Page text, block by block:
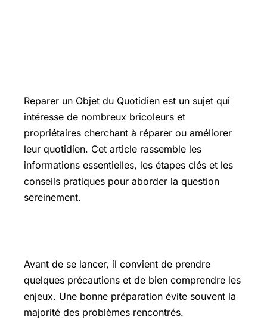
Reparer un Objet du Quotidien est un sujet qui
intéresse de nombreux bricoleurs et
propriétaires cherchant à réparer ou améliorer
leur quotidien. Cet article rassemble les
informations essentielles, les étapes clés et les
conseils pratiques pour aborder la question
sereinement.
Avant de se lancer, il convient de prendre
quelques précautions et de bien comprendre les
enjeux. Une bonne préparation évite souvent la
majorité des problèmes rencontrés.